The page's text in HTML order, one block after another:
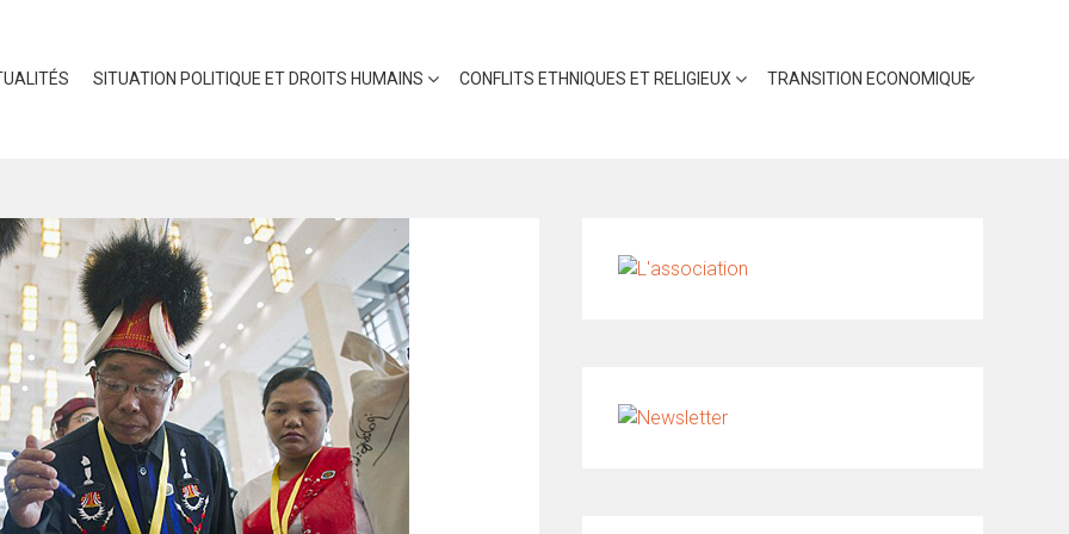
SITUATION POLITIQUE ET DROITS HUMAINS CONFLITS ETHNIQUES ET RELIGIEUX TRANSITION ECONOMIQUE